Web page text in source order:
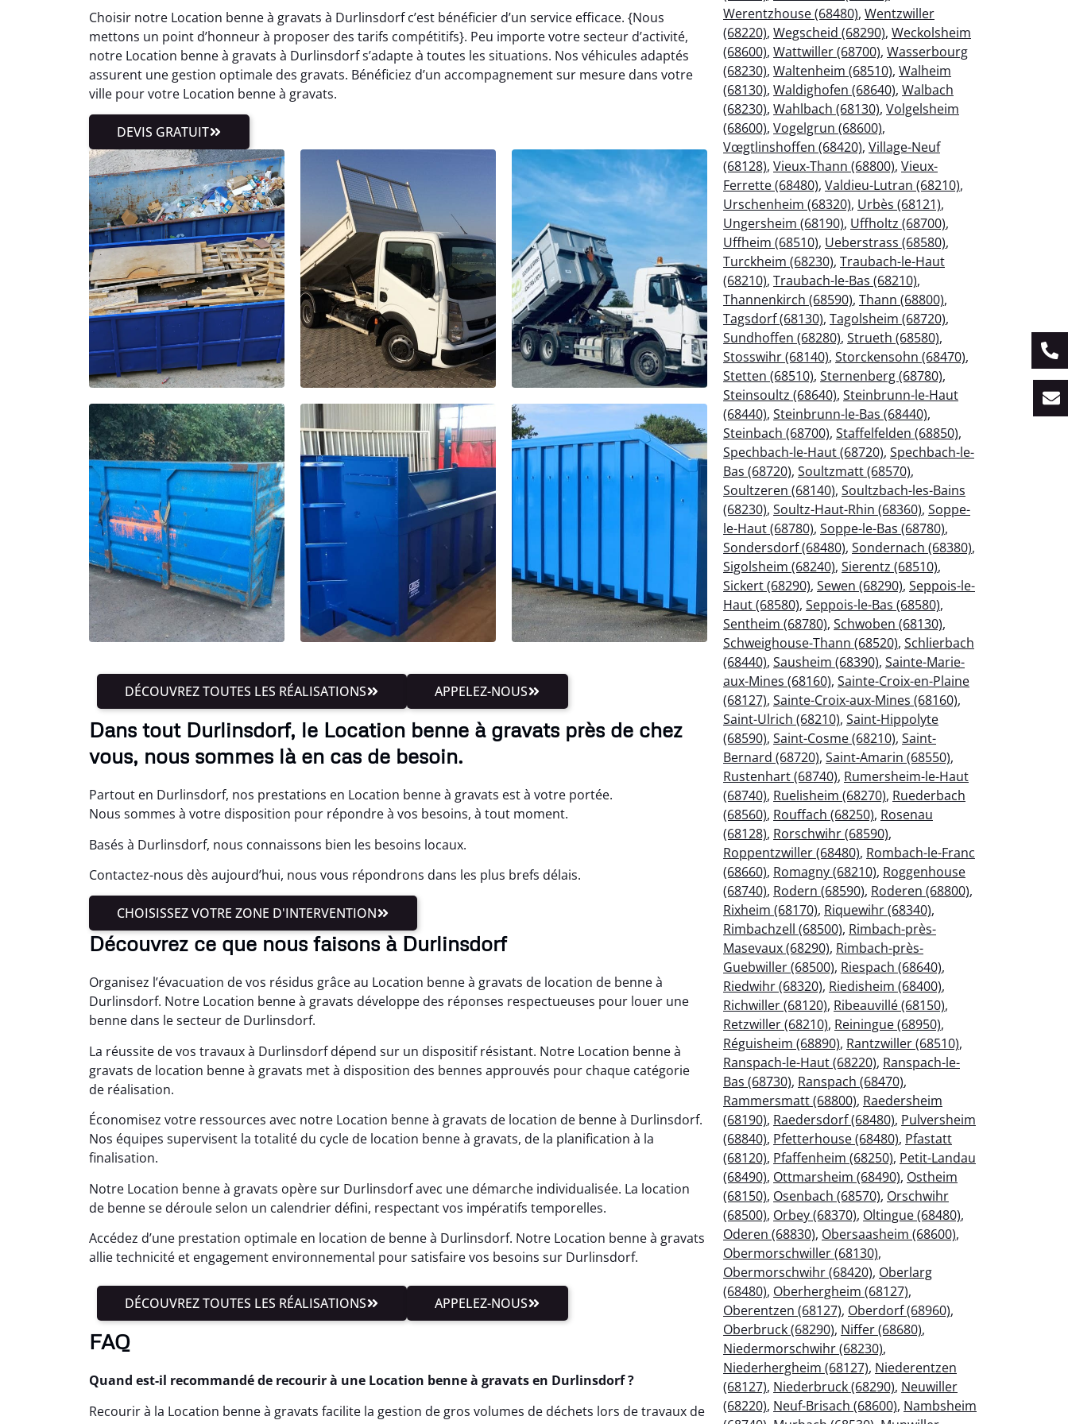
Choisir notre Location benne à gravats à Durlinsdorf c’est bénéficier d’un service efficace. {Nous
mettons un point d’honneur à proposer des tarifs compétitifs}. Peu importe votre secteur d’activité,
notre Location benne à gravats à Durlinsdorf s’adapte à toutes les situations. Nos véhicules adaptés
assurent une gestion optimale des gravats. Bénéficiez d’un accompagnement sur mesure dans votre
ville pour votre Location benne à gravats.
DEVIS GRATUIT
DÉCOUVREZ TOUTES LES RÉALISATIONS APPELEZ-NOUS
Dans tout Durlinsdorf, le Location benne à gravats près de chez
vous, nous sommes là en cas de besoin.
Partout en Durlinsdorf, nos prestations en Location benne à gravats est à votre portée.
Nous sommes à votre disposition pour répondre à vos besoins, à tout moment.
Basés à Durlinsdorf, nous connaissons bien les besoins locaux.
Contactez-nous dès aujourd’hui, nous vous répondrons dans les plus brefs délais.
CHOISISSEZ VOTRE ZONE D'INTERVENTION
Découvrez ce que nous faisons à Durlinsdorf
Organisez l’évacuation de vos résidus grâce au Location benne à gravats de location de benne à
Durlinsdorf. Notre Location benne à gravats développe des réponses respectueuses pour louer une
benne dans le secteur de Durlinsdorf.
La réussite de vos travaux à Durlinsdorf dépend sur un dispositif résistant. Notre Location benne à
gravats de location benne à gravats met à disposition des bennes approuvés pour chaque catégorie
de réalisation.
Économisez votre ressources avec notre Location benne à gravats de location de benne à Durlinsdorf.
Nos équipes supervisent la totalité du cycle de location benne à gravats, de la planification à la
finalisation.
Notre Location benne à gravats opère sur Durlinsdorf avec une démarche individualisée. La location
de benne se déroule selon un calendrier défini, respectant vos impératifs temporelles.
Accédez d’une prestation optimale en location de benne à Durlinsdorf. Notre Location benne à gravats
allie technicité et engagement environnemental pour satisfaire vos besoins sur Durlinsdorf.
DÉCOUVREZ TOUTES LES RÉALISATIONS APPELEZ-NOUS
FAQ
Quand est-il recommandé de recourir à une Location benne à gravats en Durlinsdorf ?
Recourir à la Location benne à gravats facilite la gestion de gros volumes de déchets lors de travaux de
Werentzhouse (68480), Wentzwiller
(68220), Wegscheid (68290), Weckolsheim
(68600), Wattwiller (68700), Wasserbourg
(68230), Waltenheim (68510), Walheim
(68130), Waldighofen (68640), Walbach
(68230), Wahlbach (68130), Volgelsheim
(68600), Vogelgrun (68600),
Vœgtlinshoffen (68420), Village-Neuf
(68128), Vieux-Thann (68800), Vieux-
Ferrette (68480), Valdieu-Lutran (68210),
Urschenheim (68320), Urbès (68121),
Ungersheim (68190), Uffholtz (68700),
Uffheim (68510), Ueberstrass (68580),
Turckheim (68230), Traubach-le-Haut
(68210), Traubach-le-Bas (68210),
Thannenkirch (68590), Thann (68800),
Tagsdorf (68130), Tagolsheim (68720),
Sundhoffen (68280), Strueth (68580),
Stosswihr (68140), Storckensohn (68470),
Stetten (68510), Sternenberg (68780),
Steinsoultz (68640), Steinbrunn-le-Haut
(68440), Steinbrunn-le-Bas (68440),
Steinbach (68700), Staffelfelden (68850),
Spechbach-le-Haut (68720), Spechbach-le-
Bas (68720), Soultzmatt (68570),
Soultzeren (68140), Soultzbach-les-Bains
(68230), Soultz-Haut-Rhin (68360), Soppe-
le-Haut (68780), Soppe-le-Bas (68780),
Sondersdorf (68480), Sondernach (68380),
Sigolsheim (68240), Sierentz (68510),
Sickert (68290), Sewen (68290), Seppois-le-
Haut (68580), Seppois-le-Bas (68580),
Sentheim (68780), Schwoben (68130),
Schweighouse-Thann (68520), Schlierbach
(68440), Sausheim (68390), Sainte-Marie-
aux-Mines (68160), Sainte-Croix-en-Plaine
(68127), Sainte-Croix-aux-Mines (68160),
Saint-Ulrich (68210), Saint-Hippolyte
(68590), Saint-Cosme (68210), Saint-
Bernard (68720), Saint-Amarin (68550),
Rustenhart (68740), Rumersheim-le-Haut
(68740), Ruelisheim (68270), Ruederbach
(68560), Rouffach (68250), Rosenau
(68128), Rorschwihr (68590),
Roppentzwiller (68480), Rombach-le-Franc
(68660), Romagny (68210), Roggenhouse
(68740), Rodern (68590), Roderen (68800),
Rixheim (68170), Riquewihr (68340),
Rimbachzell (68500), Rimbach-près-
Masevaux (68290), Rimbach-près-
Guebwiller (68500), Riespach (68640),
Riedwihr (68320), Riedisheim (68400),
Richwiller (68120), Ribeauvillé (68150),
Retzwiller (68210), Reiningue (68950),
Réguisheim (68890), Rantzwiller (68510),
Ranspach-le-Haut (68220), Ranspach-le-
Bas (68730), Ranspach (68470),
Rammersmatt (68800), Raedersheim
(68190), Raedersdorf (68480), Pulversheim
(68840), Pfetterhouse (68480), Pfastatt
(68120), Pfaffenheim (68250), Petit-Landau
(68490), Ottmarsheim (68490), Ostheim
(68150), Osenbach (68570), Orschwihr
(68500), Orbey (68370), Oltingue (68480),
Oderen (68830), Obersaasheim (68600),
Obermorschwiller (68130),
Obermorschwihr (68420), Oberlarg
(68480), Oberhergheim (68127),
Oberentzen (68127), Oberdorf (68960),
Oberbruck (68290), Niffer (68680),
Niedermorschwihr (68230),
Niederhergheim (68127), Niederentzen
(68127), Niederbruck (68290), Neuwiller
(68220), Neuf-Brisach (68600), Nambsheim